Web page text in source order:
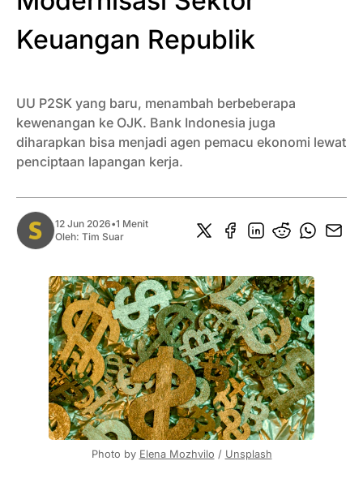
Keuangan Republik
UU P2SK yang baru, menambah berbeberapa
kewenangan ke OJK. Bank Indonesia juga
diharapkan bisa menjadi agen pemacu ekonomi lewat
penciptaan lapangan kerja.
12 Jun 2026•1 Menit
Oleh: Tim Suar
Photo by Elena Mozhvilo / Unsplash